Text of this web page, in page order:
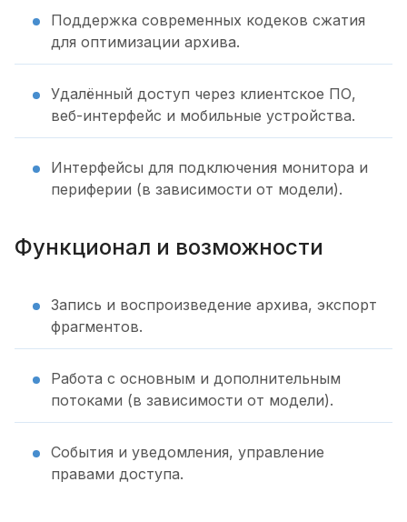
Поддержка современных кодеков сжатия
для оптимизации архива.
Удалённый доступ через клиентское ПО,
веб-интерфейс и мобильные устройства.
Интерфейсы для подключения монитора и
периферии (в зависимости от модели).
Функционал и возможности
Запись и воспроизведение архива, экспорт
фрагментов.
Работа с основным и дополнительным
потоками (в зависимости от модели).
События и уведомления, управление
правами доступа.